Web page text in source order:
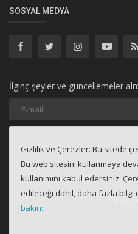
SOSYAL MEDYA
İlginç şeyler ve güncellemeler
Copyright 2021
Çerez
Gizlilik ve Çerezler: Bu sitede
Bu web sitesini kullanmaya
kullanımını kabul edersiniz.
edileceği dahil, daha fazla bilgi
bakın: